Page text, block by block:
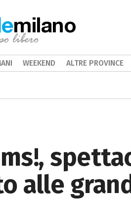
alle
milano
WEEKEND ALTRE PROVINCE